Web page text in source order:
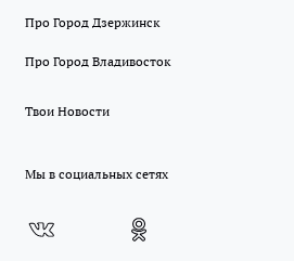
Про Город Дзержинск
Про Город Владивосток
Твои Новости
Мы в социальных сетях